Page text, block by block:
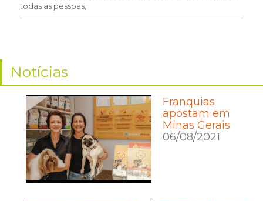
todas as pessoas,
Notícias
Franquias
apostam em
Minas Gerais
06/08/2021